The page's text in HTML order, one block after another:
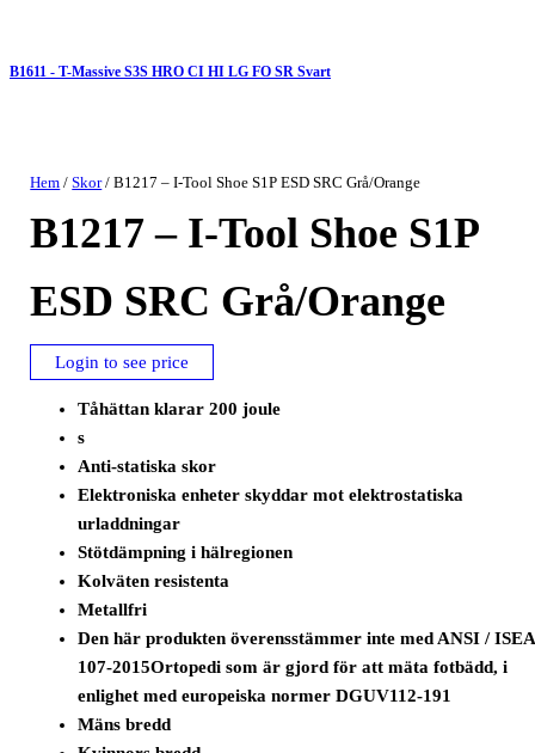
B1611 - T-Massive S3S HRO CI HI LG FO SR Svart
Hem /Skor/ B1217 – I-Tool Shoe S1P ESD SRC Grå/Orange
B1217 – I-Tool Shoe S1P
ESD SRC Grå/Orange
Login to see price
Tåhättan klarar 200 joule
s
Anti-statiska skor
Elektroniska enheter skyddar mot elektrostatiska
urladdningar
Stötdämpning i hälregionen
Kolväten resistenta
Metallfri
Den här produkten överensstämmer inte med ANSI / ISEA
107-2015Ortopedi som är gjord för att mäta fotbädd, i
enlighet med europeiska normer DGUV112-191
Mäns bredd